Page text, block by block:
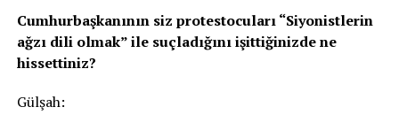
Cumhurbaşkanının siz protestocuları “Siyonistlerin
ağzı dili olmak” ile suçladığını işittiğinizde ne
hissettiniz?
Gülşah: